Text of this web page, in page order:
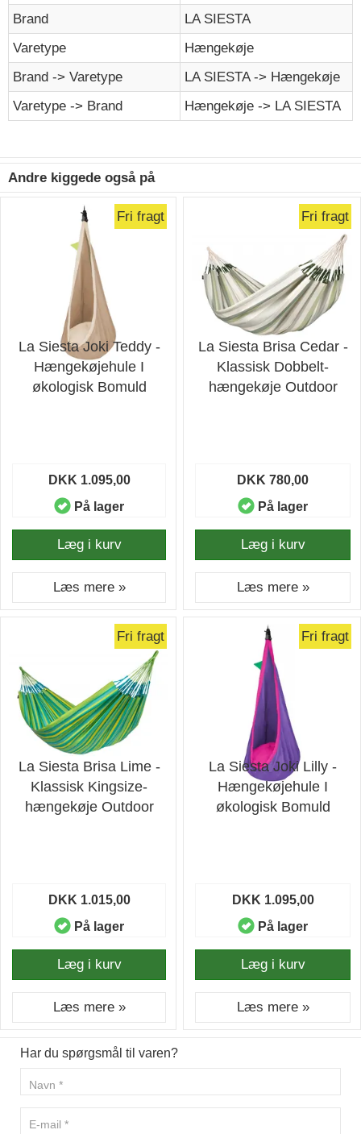
Brand
LA SIESTA
Varetype
Hængekøje
Brand -> Varetype
LA SIESTA -> Hængekøje
Varetype -> Brand
Hængekøje -> LA SIESTA
Andre kiggede også på
Fri fragt
La Siesta Joki Teddy -
Hængekøjehule I
økologisk Bomuld
DKK 1.095,00
På lager
Læg i kurv
Læs mere »
Fri fragt
La Siesta Brisa Cedar -
Klassisk Dobbelt-
hængekøje Outdoor
DKK 780,00
På lager
Læg i kurv
Læs mere »
Fri fragt
La Siesta Brisa Lime -
Klassisk Kingsize-
hængekøje Outdoor
DKK 1.015,00
På lager
Læg i kurv
Læs mere »
Fri fragt
La Siesta Joki Lilly -
Hængekøjehule I
økologisk Bomuld
DKK 1.095,00
På lager
Læg i kurv
Læs mere »
Har du spørgsmål til varen?